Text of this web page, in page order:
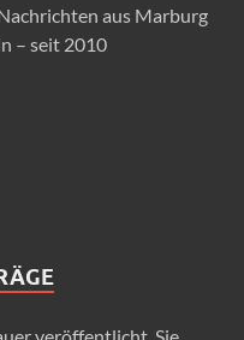
aus Marburg
– seit 2010